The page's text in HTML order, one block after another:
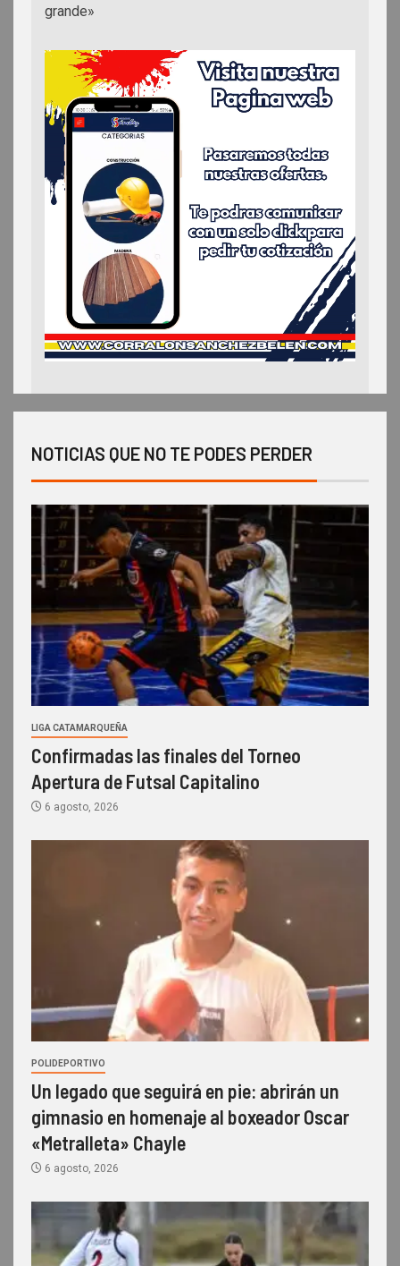
grande»
NOTICIAS QUE NO TE PODES PERDER
LIGA CATAMARQUEÑA
Confirmadas las finales del Torneo
Apertura de Futsal Capitalino
6 agosto, 2026
POLIDEPORTIVO
Un legado que seguirá en pie: abrirán un
gimnasio en homenaje al boxeador Oscar
«Metralleta» Chayle
6 agosto, 2026